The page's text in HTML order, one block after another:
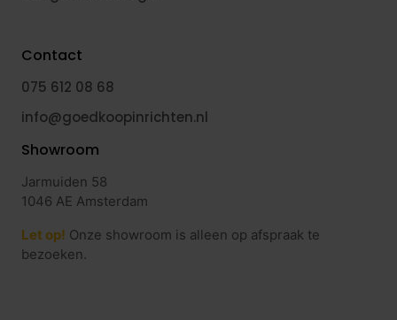
Contact
075 612 08 68
info@goedkoopinrichten.nl
Showroom
Jarmuiden 58
1046 AE Amsterdam
Let op! Onze showroom is alleen op afspraak te
bezoeken.